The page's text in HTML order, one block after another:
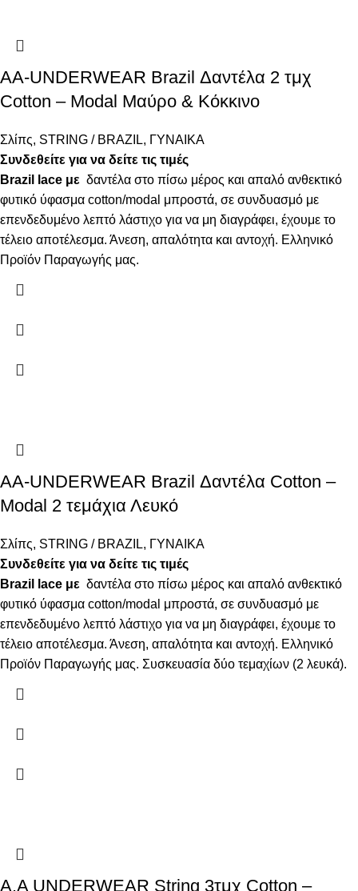
AA-UNDERWEAR Brazil Δαντέλα 2 τμχ
Cotton – Modal Μαύρο & Κόκκινο
Σλίπς, STRING / BRAZIL, ΓΥΝΑΙΚΑ
Συνδεθείτε για να δείτε τις τιμές
Brazil lace με δαντέλα στο πίσω μέρος και απαλό ανθεκτικό
φυτικό ύφασμα cotton/modal μπροστά, σε συνδυασμό με
επενδεδυμένο λεπτό λάστιχο για να μη διαγράφει, έχουμε το
τέλειο αποτέλεσμα. Άνεση, απαλότητα και αντοχή. Ελληνικό
Προϊόν Παραγωγής μας.
AA-UNDERWEAR Brazil Δαντέλα Cotton –
Modal 2 τεμάχια Λευκό
Σλίπς, STRING / BRAZIL, ΓΥΝΑΙΚΑ
Συνδεθείτε για να δείτε τις τιμές
Brazil lace με δαντέλα στο πίσω μέρος και απαλό ανθεκτικό
φυτικό ύφασμα cotton/modal μπροστά, σε συνδυασμό με
επενδεδυμένο λεπτό λάστιχο για να μη διαγράφει, έχουμε το
τέλειο αποτέλεσμα. Άνεση, απαλότητα και αντοχή. Ελληνικό
Προϊόν Παραγωγής μας. Συσκευασία δύο τεμαχίων (2 λευκά).
Α.A UNDERWEAR String 3τμχ Cotton –